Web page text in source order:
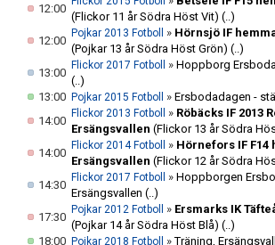
12:00
(Flickor 11 år Södra Höst Vit) (..)
12:00
Pojkar 2013 Fotboll » Hörnsjö IF
(Pojkar 13 år Södra Höst Grön) (..)
13:00
Flickor 2017 Fotboll » Hoppborg
(..)
13:00 Pojkar 2015 Fotboll » Ersbodadagen -
14:00
Flickor 2013 Fotboll » Röbäcks IF 2013
Ersängsvallen (Flickor 13 år Södra
14:00
Flickor 2014 Fotboll » Hörnefors IF F14
Ersängsvallen (Flickor 12 år Södra
14:30
Flickor 2017 Fotboll » Hoppborgen
Ersängsvallen (..)
17:30
Pojkar 2012 Fotboll » Ersmarks IK
(Pojkar 14 år Södra Höst Blå) (..)
18:00 Pojkar 2018 Fotboll »Träning,